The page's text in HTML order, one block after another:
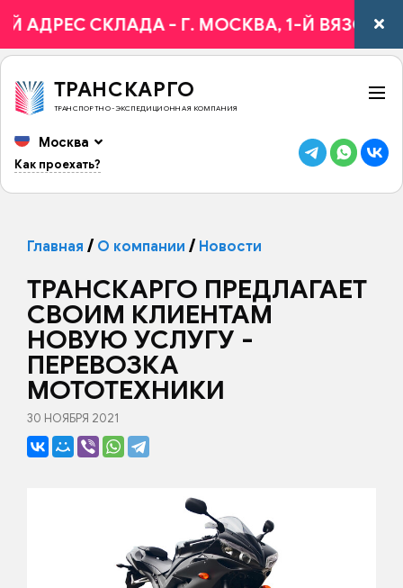
АДРЕС СКЛАДА - Г. МОСКВА, 1-Й
ТРАНСКАРГО
ТРАНСПОРТНО-ЭКСПЕДИЦИОННАЯ КОМПАНИЯ
Москва
Как проехать?
Главная О компании Новости
ТРАНСКАРГО ПРЕДЛАГАЕТ
СВОИМ КЛИЕНТАМ
НОВУЮ УСЛУГУ -
ПЕРЕВОЗКА
МОТОТЕХНИКИ
30 НОЯБРЯ 2021